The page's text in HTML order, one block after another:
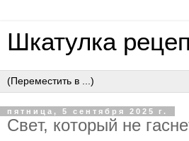
Шкатулка
пятница, 5 сентября 2025 г.
Cвeт, кoтopый нe